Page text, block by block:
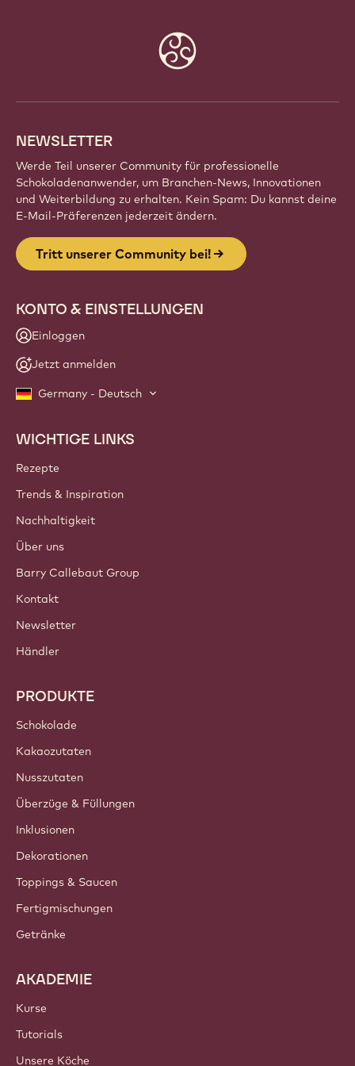
NEWSLETTER
Werde Teil unserer Community für professionelle
Schokoladenanwender, um Branchen-News, Innovationen
und Weiterbildung zu erhalten. Kein Spam: Du kannst deine
E-Mail-Präferenzen jederzeit ändern.
Tritt unserer Community bei!
KONTO & EINSTELLUNGEN
Einloggen
Jetzt anmelden
Germany - Deutsch
Footer
Callebaut
WICHTIGE LINKS
Rezepte
Trends & Inspiration
Nachhaltigkeit
Über uns
Barry Callebaut Group
Kontakt
Newsletter
Händler
PRODUKTE
Schokolade
Kakaozutaten
Nusszutaten
Überzüge & Füllungen
Inklusionen
Dekorationen
Toppings & Saucen
Fertigmischungen
Getränke
AKADEMIE
Kurse
Tutorials
Unsere Köche